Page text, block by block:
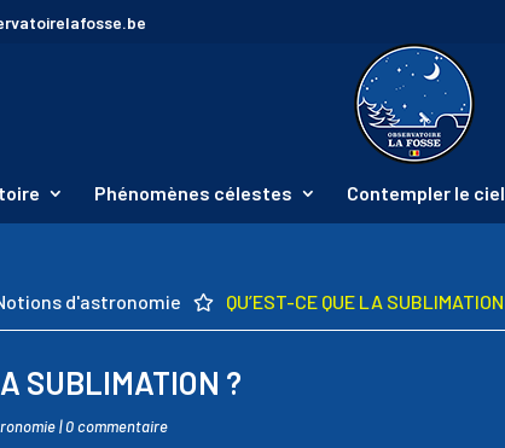
Phénomènes célestes Contempler le ciel
d'astronomie  QU’EST-CE QUE LA
SUBLIMATION ?
|0 commentaire